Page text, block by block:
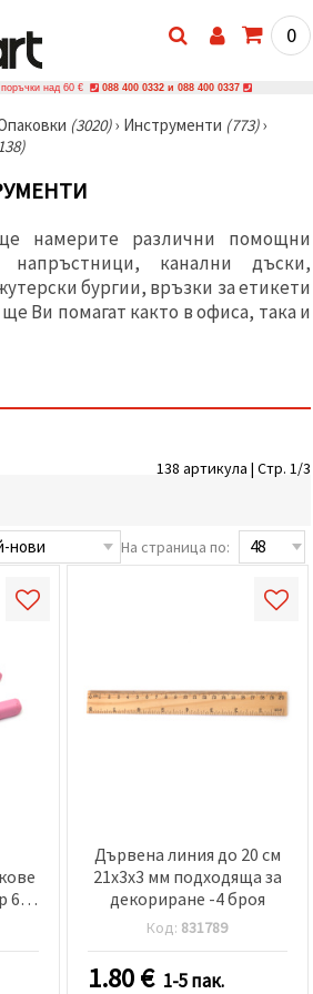
0
над 60 € 088 400 0332 и 088 400 0337
(3020)› Инструменти (773)›
намерите различни помощни
напръстници, канални дъски,
бургии, връзки за етикети
Ви помагат както в офиса, така и
138 артикула | Стр. 1/3
На страница по:
6.5
Дървена линия до 20 см
21x3x3 мм подходяща за
декориране -4 броя
Код: 831789
1.80€ 1-5 пак.